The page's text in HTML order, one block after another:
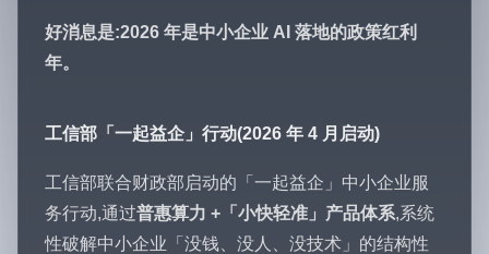
好消息是:2026 年是中小企业 AI 落地的政策红利
年。
工信部「一起益企」行动(2026 年 4 月启动)
工信部联合财政部启动的「一起益企」中小企业服
务行动,通过普惠算力 +「小快轻准」产品体系,系统
性破解中小企业「没钱、没人、没技术」的结构性